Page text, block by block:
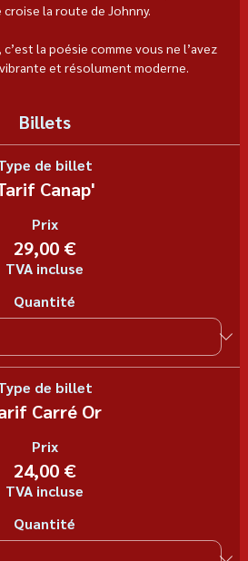
croise la route de Johnny.
la poésie comme vous ne l’avez
et résolument moderne.
Billets
de billet
Canap'
Prix
29,00 €
TVA incluse
Quantité
de billet
Carré Or
Prix
24,00 €
TVA incluse
Quantité